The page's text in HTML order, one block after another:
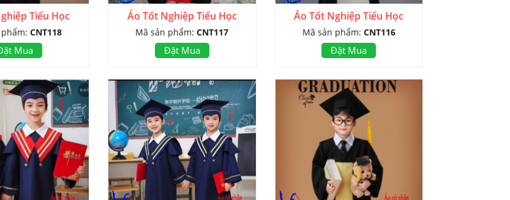
Tiểu Học
CNT118
Mua
Áo Tốt Nghiệp Tiểu Học
Mã sản phẩm:CNT117
Đặt Mua
Áo Tốt Nghiệp Tiểu Học
Mã sản phẩm: CNT116
Đặt Mua